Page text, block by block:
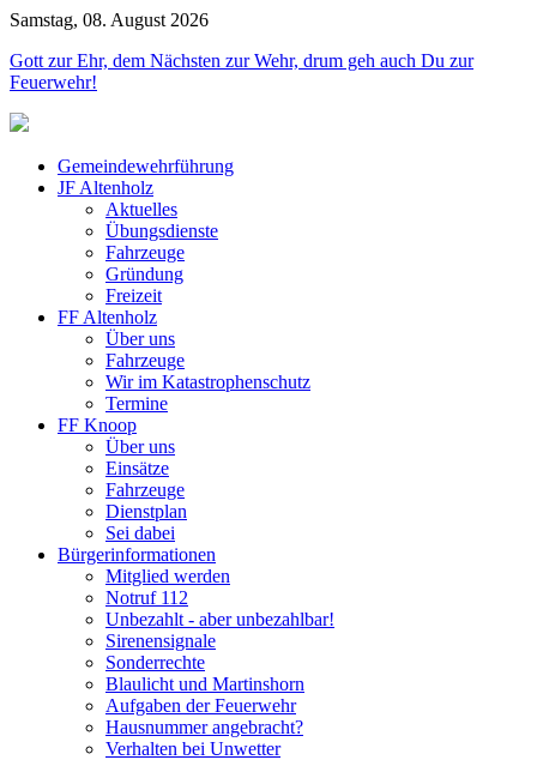
Samstag, 08. August 2026
Gott zur Ehr, dem Nächsten zur Wehr, drum geh auch Du zur
Feuerwehr!
Gemeindewehrführung
JF Altenholz
Aktuelles
Übungsdienste
Fahrzeuge
Gründung
Freizeit
FF Altenholz
Über uns
Fahrzeuge
Wir im Katastrophenschutz
Termine
FF Knoop
Über uns
Einsätze
Fahrzeuge
Dienstplan
Sei dabei
Bürgerinformationen
Mitglied werden
Notruf 112
Unbezahlt - aber unbezahlbar!
Sirenensignale
Sonderrechte
Blaulicht und Martinshorn
Aufgaben der Feuerwehr
Hausnummer angebracht?
Verhalten bei Unwetter
Jahr
Monat
JahrMonat